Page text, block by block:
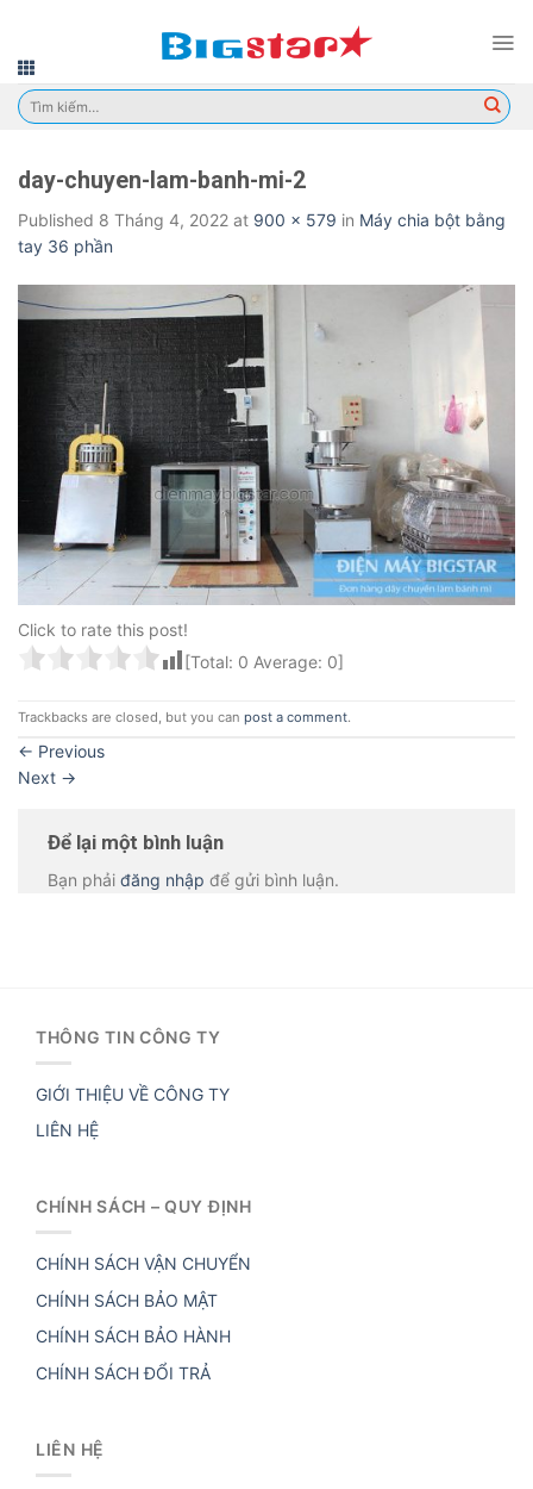
content
Tìm
kiếm:
day-chuyen-lam-banh-mi-2
Published 8 Tháng 4, 2022 at 900 × 579 in Máy chia bột bằng
tay 36 phần
Click to rate this post!
[Total: 0 Average: 0]
Trackbacks are closed, but you can post a comment.
← Previous
Next →
Để lại một bình luận
Bạn phải đăng nhập để gửi bình luận.
THÔNG TIN CÔNG TY
GIỚI THIỆU VỀ CÔNG TY
LIÊN HỆ
CHÍNH SÁCH – QUY ĐỊNH
CHÍNH SÁCH VẬN CHUYỂN
CHÍNH SÁCH BẢO MẬT
CHÍNH SÁCH BẢO HÀNH
CHÍNH SÁCH ĐỔI TRẢ
LIÊN HỆ